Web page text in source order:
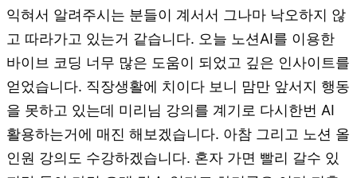
익혀서 알려주시는 분들이 계서서 그나마 낙오하지 않
고 따라가고 있는거 같습니다. 오늘 노션AI를 이용한
바이브 코딩 너무 많은 도움이 되었고 깊은 인사이트를
얻었습니다. 직장생활에 치이다 보니 맘만 앞서지 행동
을 못하고 있는데 미리님 강의를 계기로 다시한번 AI
활용하는거에 매진 해보겠습니다. 아참 그리고 노션 올
인원 강의도 수강하겠습니다. 혼자 가면 빨리 갈수 있